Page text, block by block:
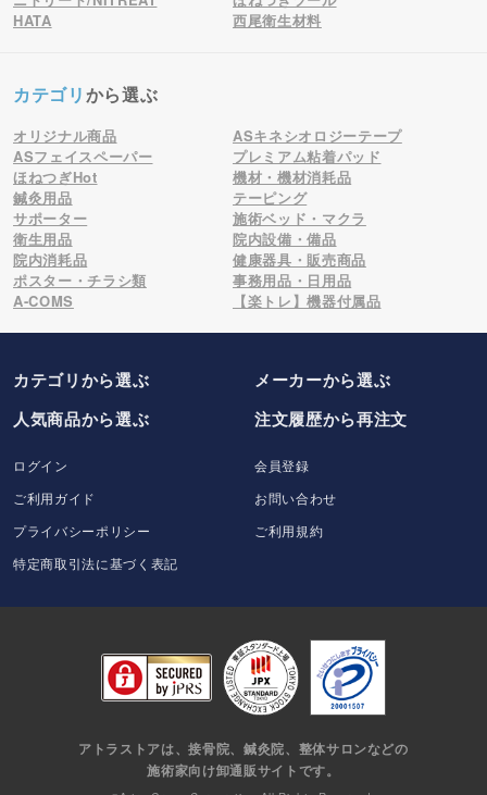
HATA
西尾衛生材料
カテゴリから選ぶ
オリジナル商品
ASキネシオロジーテープ
ASフェイスペーパー
プレミアム粘着パッド
ほねつぎHot
機材・機材消耗品
鍼灸用品
テーピング
サポーター
施術ベッド・マクラ
衛生用品
院内設備・備品
院内消耗品
健康器具・販売商品
ポスター・チラシ類
事務用品・日用品
A-COMS
【楽トレ】機器付属品
カテゴリから選ぶ メーカーから選ぶ
人気商品から選ぶ
注文履歴から再注文
ログイン
会員登録
ご利用ガイド
お問い合わせ
プライバシーポリシー
ご利用規約
特定商取引法に基づく表記
アトラストアは、接骨院、鍼灸院、整体サロンなどの
施術家向け卸通販サイトです。